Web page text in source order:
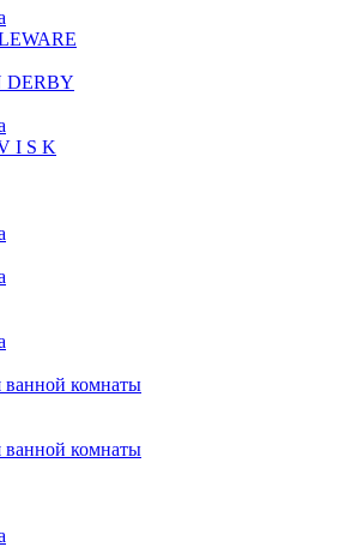
DERBY
I S K
ванной комнаты
ванной комнаты